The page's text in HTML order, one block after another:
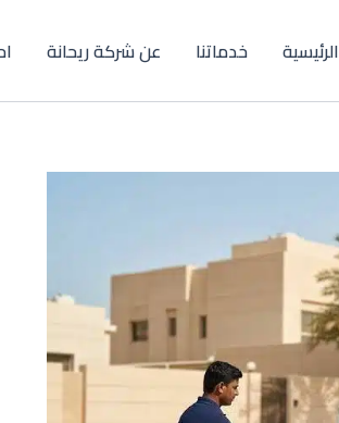
الرئيسية خدماتنا عن شركة ريحانة